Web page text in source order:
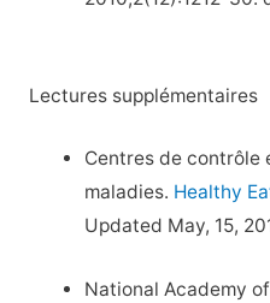
Lectures supplémentaires
Centres de contrôle
maladies. Healthy
Updated May, 15,
National Academy